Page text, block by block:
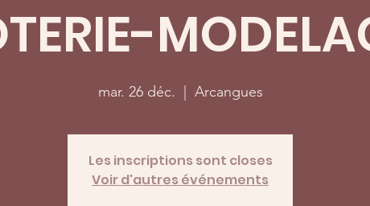
mar. 26 déc. Arcangues
Les inscriptions sont closes
Voir d'autres événements